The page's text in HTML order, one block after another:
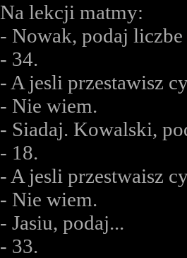
Na lekcji matmy:
- Nowak, podaj
- 34.
- A jesli przestawisz
- Nie wiem.
- Siadaj. Kowalski,
- 18.
- A jesli przestwaisz
- Nie wiem.
- Jasiu, podaj...
- 33.